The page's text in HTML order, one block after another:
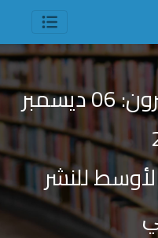
الإصدار الرابع والعشرون: 06 ديسمبر
للنشر